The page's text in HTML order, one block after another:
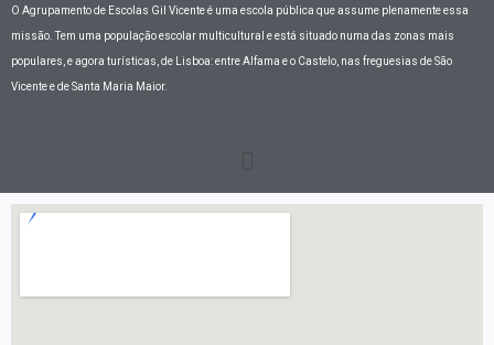
O Agrupamento de Escolas Gil Vicenteé uma escola pública que assume plenamente essa
missão. Tem uma população escolar multicultural e está situado numa das zonas mais
populares, e agora turísticas, de Lisboa: entre Alfama e o Castelo, nas freguesias de São
Vicente e de Santa Maria Maior.